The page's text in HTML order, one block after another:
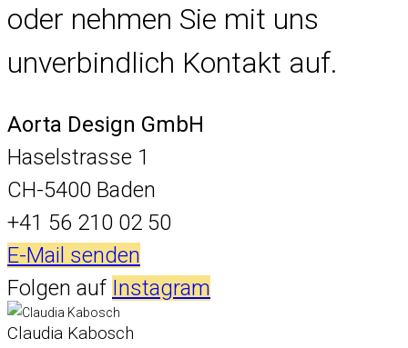
oder nehmen Sie mit uns
unverbindlich Kontakt auf.
Aorta Design GmbH
Haselstrasse 1
CH-5400 Baden
+41 56 210 02 50
E-Mail senden
Folgen auf Instagram
Claudia Kabosch